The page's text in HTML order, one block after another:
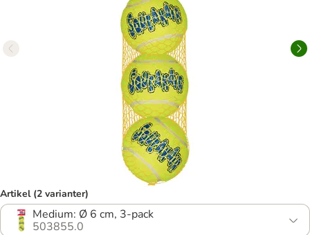
Artikel (2 varianter)
Medium: Ø 6 cm, 3-pack
503855.0